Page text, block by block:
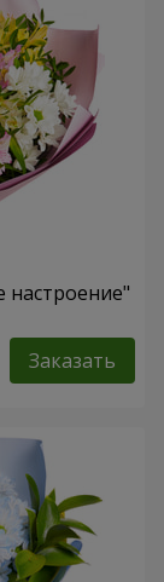
настроение"
Заказать